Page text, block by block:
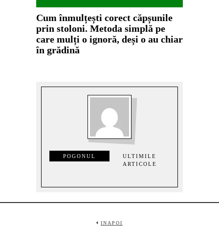
Cum înmulțești corect căpșunile
prin stoloni. Metoda simplă pe
care mulți o ignoră, deși o au chiar
în grădină
POGONUL
ULTIMILE
ARTICOLE
INAPOI